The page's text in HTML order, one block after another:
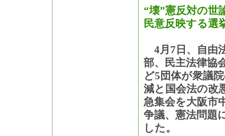
“壊”憲反対の世
民意反映する選
4月7日、自由
部、民主法律協
ど5団体が衆議
減と国会法の改
急集会を大阪市
争議、憲法問題
した。